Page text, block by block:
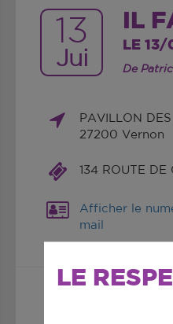
LE
13
Jui
IL
LE
De
PAVILLON
27200 Vernon
134 ROUTE DE
Afficher le
mail